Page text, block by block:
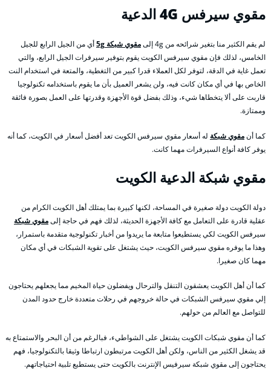
مقوي سيرفس 4G الدعية
لم يقم الكثير منا بتغير شرائحه من 4g إلى مقوي شبكة 5g
أي من الجيل الرابع للجيل
الخامس، لذلك فإن مقوي سيرفس الكويت يقوم بتوفير سيرفرات الجيل الرابع، والتي
تعمل غاية في الدقة، لتوفر لكل العملاء قدرا كبير من التغطية، والمتعة في استخدام النت
الخاص بها في أي مكان كانت فيه، ولن يشعر العميل بأن ما يقوم باستخدامه تكنولوجيا
قاربت على ألا يتخطاها شيء، وذلك بفضل قوة الأجهزة وقدرتها على العمل بصورة فائقة
وممتازة.
كما أنمقوي شبكة له أسعار مقوي سيرفس الكويت تعد أفضل أسعار في الكويت، كما أنه
يوفر كافة أنواع السيرفرات مهما كانت.
مقوي شبكة الدعية الكويت
دولة الكويت دولة صغيرة في المساحة، لكنها كبيرة بما يمتلك أهل الكويت الكرام من
عقلية قادرة على التعامل مع كافة الأجهزة الحديثة، لذلك فهم في حاجة إلىمقوي شبكة
سيرفس الكويت لكي يستطيعوا متابعة ما يريدوا من أخبار تكنولوجية متقدمة باستمرار،
وهذا ما يوفره مقوي سيرفس الكويت، حيث يشتغل على تقوية الشبكات في أي مكان
مهما كان صغيرا.
كما أن أهل الكويت يعشقون التنقل والترحال ويفضلون حياة المخيم مما يجعلهم يحتاجون
إلي مقوي سيرفس الشبكات في حالة خروجهم في رحلات متعددة خارج حدود المدن
للتواصل مع العالم من حولهم.
كما أن مقوي شبكات الكويت يشتغل على الشواطيء، فبالرغم من أن البحر والاستمتاع به
قد يشغل الكثير من الناس، ولكن أهل الكويت مرتبطون ارتباطا وثيقا بالتكنولوجيا، فهم
يحتاجون إلى مقوي شبكة سيرفيس الإنترنت بالكويت حتى يستطيع تلبية احتياجاتهم.